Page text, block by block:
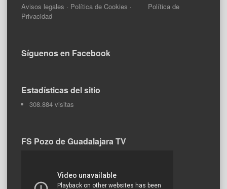
Avisos legales · Política de Cookies · Política de
Privacidad
Síguenos en Facebook
Estadísticas del sitio
308.884 visitas
FS Pozo de Guadalajara TV